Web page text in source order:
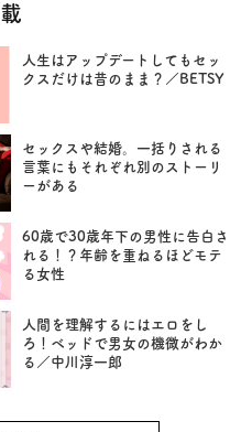
人生はアップデートしてもセッ
クスだけは昔のまま？／BETSY
セックスや結婚。一括りされる
言葉にもそれぞれ別のストーリ
ーがある
60歳で30歳年下の男性に告白さ
れる！？年齢を重ねるほどモテ
る女性
人間を理解するにはエロをし
ろ！ベッドで男女の機微がわか
る／中川淳一郎